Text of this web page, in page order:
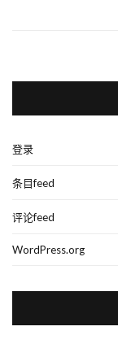
登录
条目feed
评论feed
WordPress.org